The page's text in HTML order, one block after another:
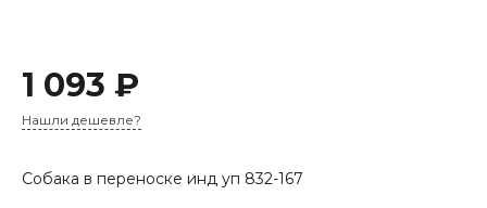
1 093 ₽
Нашли дешевле?
Собака в переноске инд уп 832-167